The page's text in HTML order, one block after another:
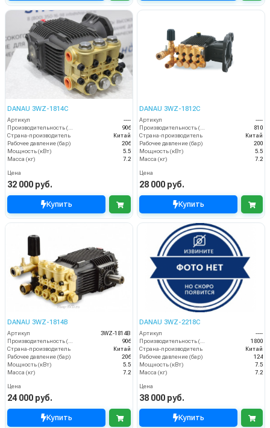
DANAU 3WZ-1814C
Артикул
----
Производительность (л/ч)
906
Страна-производитель
Китай
Рабочее давление (бар)
206
Мощность (кВт)
5.5
Масса (кг)
7.2
Цена
32 000 руб.
Купить
DANAU 3WZ-1812C
Артикул
----
Производительность (л/ч)
810
Страна-производитель
Китай
Рабочее давление (бар)
200
Мощность (кВт)
5.5
Масса (кг)
7.2
Цена
28 000 руб.
Купить
DANAU 3WZ-1814B
Артикул
3WZ-1814В
Производительность (л/ч)
906
Страна-производитель
Китай
Рабочее давление (бар)
206
Мощность (кВт)
5.5
Масса (кг)
7.2
Цена
24 000 руб.
Купить
DANAU 3WZ-2218C
Артикул
----
Производительность (л/ч)
1800
Страна-производитель
Китай
Рабочее давление (бар)
124
Мощность (кВт)
7.5
Масса (кг)
7.2
Цена
38 000 руб.
Купить